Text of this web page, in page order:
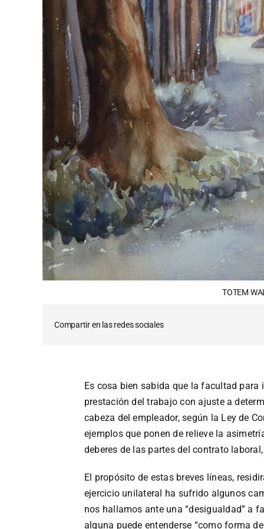
TOTEM
Compartir en las redes sociales
Es cosa bien sabida que la facultad
prestación del trabajo con ajuste a
cabeza del empleador, según la Ley de
ejemplos que ponen de relieve la
deberes de las partes del contrato
El propósito de estas breves líneas,
ejercicio unilateral ha sufrido algunos
nos hallamos ante una “desigualdad” a
alguna puede entenderse “como forma